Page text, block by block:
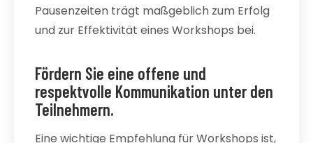
Pausenzeiten trägt maßgeblich zum Erfolg
und zur Effektivität eines Workshops bei.
Fördern Sie eine offene und
respektvolle Kommunikation unter den
Teilnehmern.
Eine wichtige Empfehlung für Workshops ist,